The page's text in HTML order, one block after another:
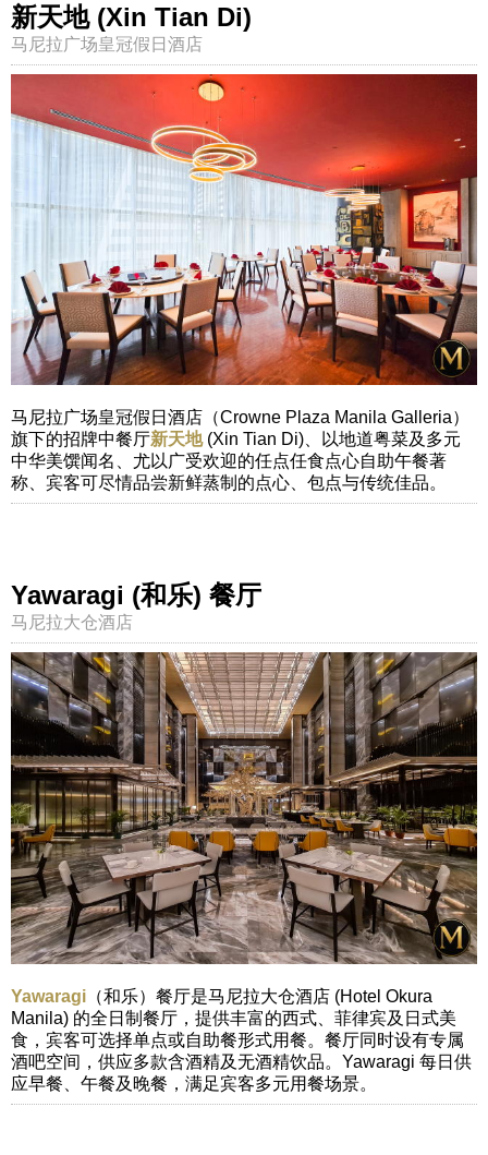
新天地 (Xin Tian Di)
马尼拉广场皇冠假日酒店
马尼拉广场皇冠假日酒店（Crowne Plaza Manila Galleria）
旗下的招牌中餐厅新天地(Xin Tian Di)、以地道粤菜及多元
中华美馔闻名、尤以广受欢迎的任点任食点心自助午餐著
称、宾客可尽情品尝新鲜蒸制的点心、包点与传统佳品。
Yawaragi (和乐) 餐厅
马尼拉大仓酒店
Yawaragi （和乐）餐厅是马尼拉大仓酒店 (Hotel Okura
Manila) 的全日制餐厅，提供丰富的西式、菲律宾及日式美
食，宾客可选择单点或自助餐形式用餐。餐厅同时设有专属
酒吧空间，供应多款含酒精及无酒精饮品。Yawaragi 每日供
应早餐、午餐及晚餐，满足宾客多元用餐场景。